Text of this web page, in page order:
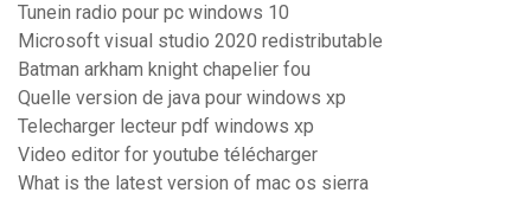
Tunein radio pour pc windows 10
Microsoft visual studio 2020 redistributable
Batman arkham knight chapelier fou
Quelle version de java pour windows xp
Telecharger lecteur pdf windows xp
Video editor for youtube télécharger
What is the latest version of mac os sierra